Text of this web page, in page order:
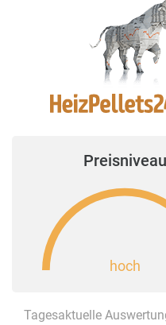
Preisniveau
hoch
Tagesaktuelle